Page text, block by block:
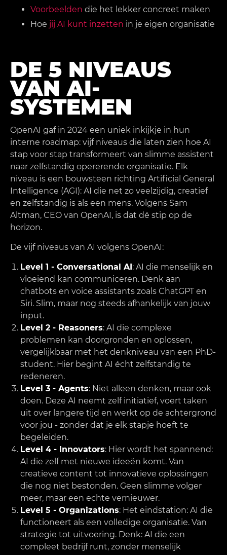
Voorbeelden die het lekker concreet maken
Hoe jij AI kunt inzetten in je eigen organisatie
DE 5 NIVEAUS
VAN AI-
SYSTEMEN
OpenAI gaf in 2024 een uniek inkijkje in hun
interne roadmap: vijf niveaus die laten zien hoe AI
stap voor stap transformeert van slimme assistent
naar zelfstandig opererende organisatie. Elk
niveau is een bouwsteen richting Artificial General
Intelligence (AGI): AI die net zo veelzijdig, creatief
en zelfstandig is als een mens. Volgens Sam
Altman, CEO van OpenAI, is dat dé stip op de
horizon.
De vijf niveaus van AI volgens OpenAI:
Level 1 - Conversational AI: AI die menselijk en
vloeiend kan communiceren. Denk aan
chatbots en voice assistants zoals ChatGPT en
Siri. Slim, maar nog steeds afhankelijk van jouw
input.
Level 2 - Reasoners: AI die complexe
problemen kan doorgronden en oplossen,
vergelijkbaar met het denkniveau van een PhD-
student. Hier begint AI écht zelfstandig te
redeneren.
Level 3 - Agents: Niet alleen denken, maar ook
doen. Deze AI neemt zelf initiatief, voert taken
uit over langere tijd en werkt op de achtergrond
voor jou - zonder dat je elk stapje hoeft te
begeleiden.
Level 4 - Innovators: Hier wordt het spannend:
AI die zelf met nieuwe ideeën komt. Van
creatieve content tot innovatieve oplossingen
die nog niet bestonden. Geen slimme volger
meer, maar een echte vernieuwer.
Level 5 - Organizations: Het eindstation: AI die
functioneert als een volledige organisatie. Van
strategie tot uitvoering. Denk: AI die een
compleet bedrijf runt, zonder menselijk